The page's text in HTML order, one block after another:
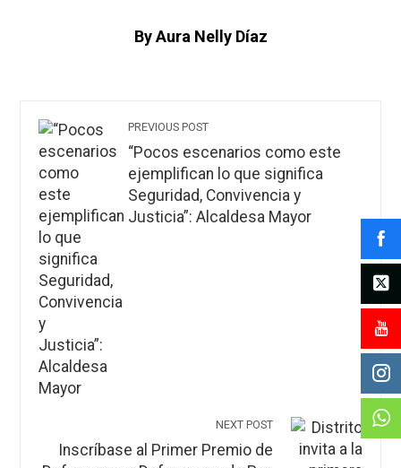
By Aura Nelly Díaz
PREVIOUS POST
“Pocos escenarios como este
ejemplifican lo que significa
Seguridad, Convivencia y
Justicia”: Alcaldesa Mayor
NEXT POST
Inscríbase al Primer Premio de